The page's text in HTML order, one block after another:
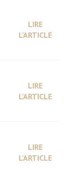
LIRE
L'ARTICLE
LIRE
L'ARTICLE
LIRE
L'ARTICLE